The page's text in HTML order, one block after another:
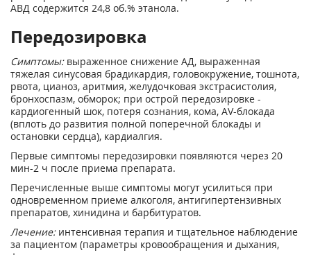
АВД содержится 24,8 об.% этанола.
Передозировка
Симптомы:выраженное снижение АД, выраженная
тяжелая синусовая брадикардия, головокружение, тошнота,
рвота, цианоз, аритмия, желудочковая экстрасистолия,
бронхоспазм, обморок; при острой передозировке -
кардиогенный шок, потеря сознания, кома, AV-блокада
(вплоть до развития полной поперечной блокады и
остановки сердца), кардиалгия.
Первые симптомы передозировки появляются через 20
мин-2 ч после приема препарата.
Перечисленные выше симптомы могут усилиться при
одновременном приеме алкоголя, антигипертензивных
препаратов, хинидина и барбитуратов.
Лечение: интенсивная терапия и тщательное наблюдение
за пациентом (параметры кровообращения и дыхания,